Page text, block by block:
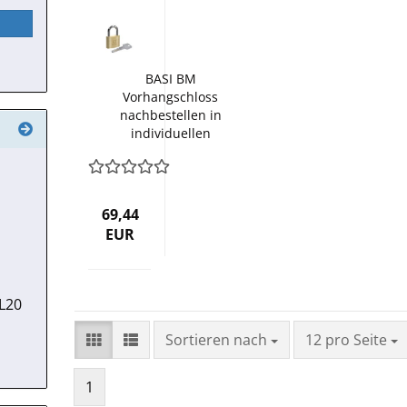
BASI BM
Vorhangschloss
nachbestellen in
individuellen
69,44
EUR
Sortieren nach
Sortieren nach 12 pro Seite
pro Seite
1